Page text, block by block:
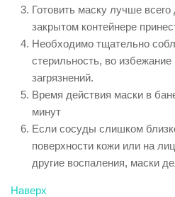
Готовить маску лучше
закрытом контейнере
Необходимо тщательно
стерильность, во
загрязнений.
Время действия маски в
минут
Если сосуды слишком
поверхности кожи или на
другие воспаления, маски
Наверх